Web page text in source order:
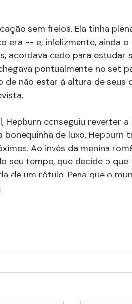
sem freios. Ela tinha
era -- e, infelizmente, ainda
acordava cedo para estudar
pontualmente no set
não estar à altura de seus
Hepburn conseguiu reverter a
de luxo, Hepburn
Ao invés da menina
seu tempo, que decide o que
de um rótulo. Pena que o